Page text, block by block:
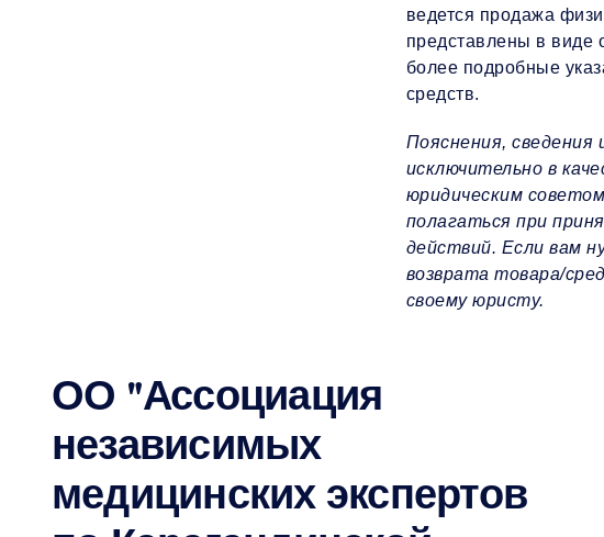
ведется продажа
представлены в виде
более подробные
средств.
Пояснения,
исключительно в
юридическим
полагаться при
действий. Если вам
возврата товара/
своему юристу.
ОО "Ассоциация
независимых
медицинских экспертов